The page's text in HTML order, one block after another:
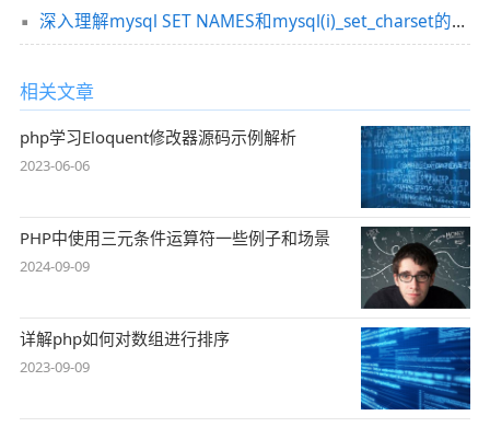
深入理解mysql SET NAMES和mysql(i)_set_charset的区别
相关文章
php学习Eloquent修改器源码示例解析
2023-06-06
PHP中使用三元条件运算符一些例子和场景
2024-09-09
详解php如何对数组进行排序
2023-09-09